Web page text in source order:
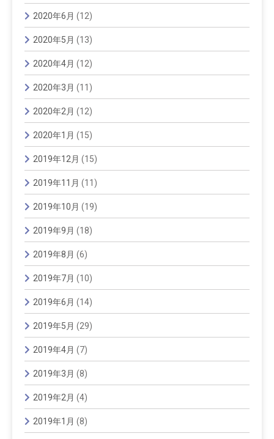
2020年6月 (12)
2020年5月 (13)
2020年4月 (12)
2020年3月 (11)
2020年2月 (12)
2020年1月 (15)
2019年12月 (15)
2019年11月 (11)
2019年10月 (19)
2019年9月 (18)
2019年8月 (6)
2019年7月 (10)
2019年6月 (14)
2019年5月 (29)
2019年4月 (7)
2019年3月 (8)
2019年2月 (4)
2019年1月 (8)